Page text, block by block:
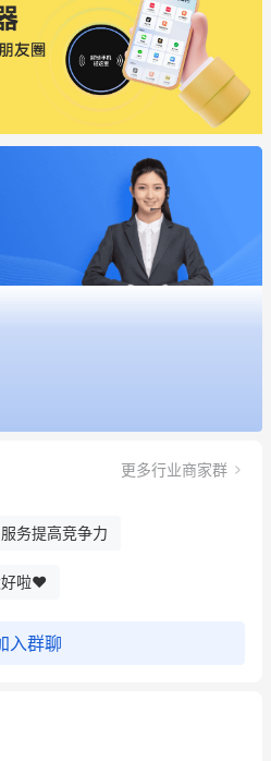
更多行业商家群
荐大家看一下
小红书同时经营了
务提高竞争力
荐大家看一下
小红书同时经营了
务提高竞争力
好啦❤️
入群聊